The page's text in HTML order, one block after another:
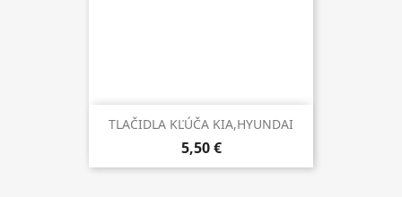
TLAČIDLA KĽÚČA KIA,HYUNDAI
5,50 €